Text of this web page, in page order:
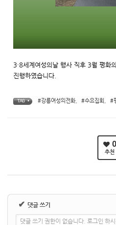
3·8세계여성의날 행사 직후 3월 평화
진행하였습니다.
TAG • #강릉여성의전화, #수요집회 #
0
추천
✔ 댓글 쓰기
댓글 쓰기 권한이 없습니다. 로그인 하